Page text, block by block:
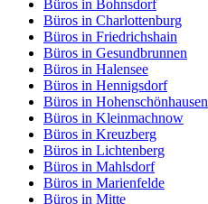
Büros in Bohnsdorf
Büros in Charlottenburg
Büros in Friedrichshain
Büros in Gesundbrunnen
Büros in Halensee
Büros in Hennigsdorf
Büros in Hohenschönhausen
Büros in Kleinmachnow
Büros in Kreuzberg
Büros in Lichtenberg
Büros in Mahlsdorf
Büros in Marienfelde
Büros in Mitte